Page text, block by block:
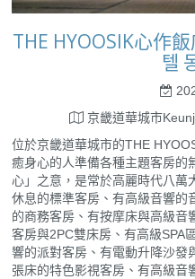
THE HYOOSIK心作
텔
京畿道華城市
位於京畿道華城市的THE
癒身心的人準備各種主題客房的
心」之意，是常於高麗時代八萬
休息的標準客房、有高級音響的
的商務客房、有按摩床與高級音
客房與2PC雙床房、有高級SPA
響的派對客房、有電動升降沙發
張床的特色影視客房、有高級音